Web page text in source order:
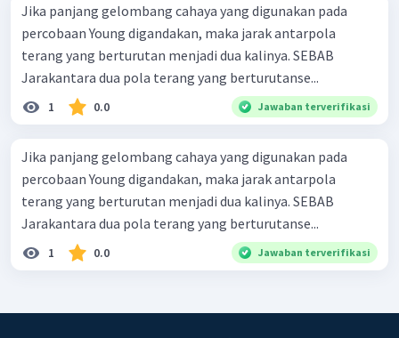
Jika panjang gelombang cahaya yang digunakan pada
percobaan Young digandakan, maka jarak antarpola
terang yang berturutan menjadi dua kalinya. SEBAB
Jarakantara dua pola terang yang berturutanse...
1 0.0 Jawaban terverifikasi
Jika panjang gelombang cahaya yang digunakan pada
percobaan Young digandakan, maka jarak antarpola
terang yang berturutan menjadi dua kalinya. SEBAB
Jarakantara dua pola terang yang berturutanse...
1 0.0 Jawaban terverifikasi